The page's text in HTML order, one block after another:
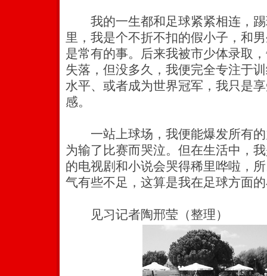
我的一生都和足球紧紧相连，踢
里，我是个不折不扣的假小子，和
是常有的事。后来我被市少体录取
失落，但没多久，我便完全专注于
水平、或者成为世界冠军，我只是
感。
一站上球场，我便能爆发所有的
为输了比赛而哭泣。但在生活中，
的电视剧和小说会哭得稀里哗啦，
气有些不足，这算是我在足球方面
见习记者陶邢莹（整理）